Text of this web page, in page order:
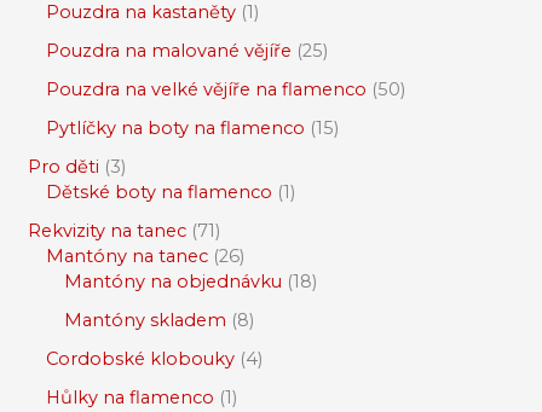
Pouzdra na kastaněty 1
Pouzdra na malované vějíře 25
Pouzdra na velké vějíře na flamenco 50
Pytlíčky na boty na flamenco 15
Pro děti 3
Dětské boty na flamenco 1
Rekvizity na tanec 71
Mantóny na tanec 26
Mantóny na objednávku 18
Mantóny skladem 8
Cordobské klobouky 4
Hůlky na flamenco 1